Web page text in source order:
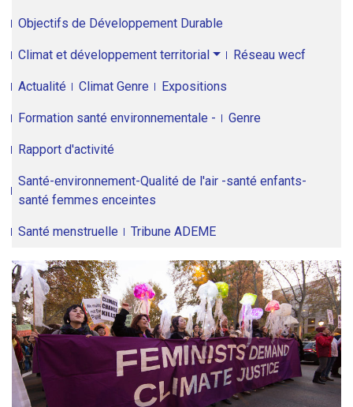
Objectifs de Développement Durable
Climat et développement territorial Réseau wecf
Actualité Climat Genre Expositions
Formation santé environnementale - Genre
Rapport d'activité
Santé-environnement-Qualité de l'air -santé enfants-
santé femmes enceintes
Santé menstruelle Tribune ADEME